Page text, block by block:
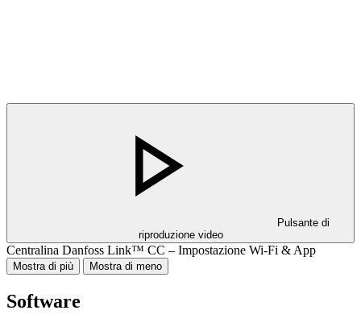
Pulsante di
riproduzione video
Centralina Danfoss Link™ CC – Impostazione Wi-Fi & App
Mostra di più Mostra di meno
Software